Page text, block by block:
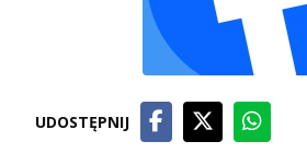
UDOSTĘPNIJ